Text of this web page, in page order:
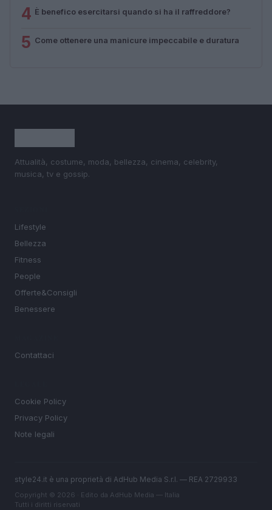
4 È benefico esercitarsi quando si ha il raffreddore?
5 Come ottenere una manicure impeccabile e duratura
Attualità, costume, moda, bellezza, cinema, celebrity,
musica, tv e gossip.
Lifestyle
Bellezza
Fitness
People
Offerte&Consigli
Benessere
Contattaci
Cookie Policy
Privacy Policy
Note legali
style24.it è una proprietà di AdHub Media S.r.l. — REA 2729933
Copyright © 2026 · Edito da AdHub Media — Italia
Tutti i diritti riservati